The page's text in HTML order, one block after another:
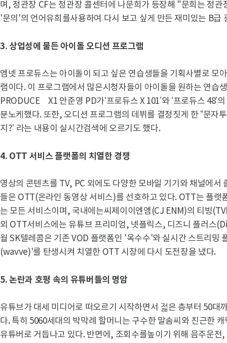
며, 정관장 CF는 정관장 콜센터에 나문희가 등장해 "문희는 정
'문의'의 언어유희를사용하여 다시 보고 싶게 만든 재미있는 B급
3. 상업성에 물든 아이돌 오디션 프로그램
엠넷 프로듀스는 아이돌이 되고 싶은 연습생들을 기획사별로 모
램이다. 이 프로그램에서 많은시청자들이 아이돌을 원하는 연습
PRODUCE X1 안준영 PD가‘프로듀스 X 101’와 ‘프로듀스 48’
분노케했다. 또한, 오디션 프로그램의 데뷔를 결정짓게 한 “문자
지?’ 라는 내용이 실시간검색에 오르기도 했다.
4. OTT 서비스 플랫폼의 치열한 경쟁
영상의 콘텐츠를 TV, PC 외에도 다양한 모바일 기기와 채널에
들은 OTT(온라인 동영상 서비스)를 선호하고 있다. OTT는 플랫
는 모든 서비스이며, 국내에는씨제이이엔엠(CJ ENM)의 티빙
외 OTT서비스에는 유튜브 프리미엄, 넷플릭스, 디즈니 플러스
월 SK텔레콤은 기존 VOD 플랫폼인 '옥수수'와 실시간 스트리밍
(wavve)'를 탄생시켜 치열한 OTT 시장에 다시 도전장을 냈다.
5.논란과 호평 속의 유튜버들의 명암
유튜브가 대세 미디어로 떠오르기 시작하면서 젋은 층부터 50대
다. 특히 5060세대의 박막례 할머니는 구수한 말솜씨와 친근한
유튜버로 거듭나고 있다. 반면에, 조회수를높이기 위해 음주운